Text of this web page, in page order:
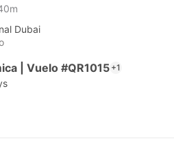
Dubai
| Vuelo #QR1015 +1